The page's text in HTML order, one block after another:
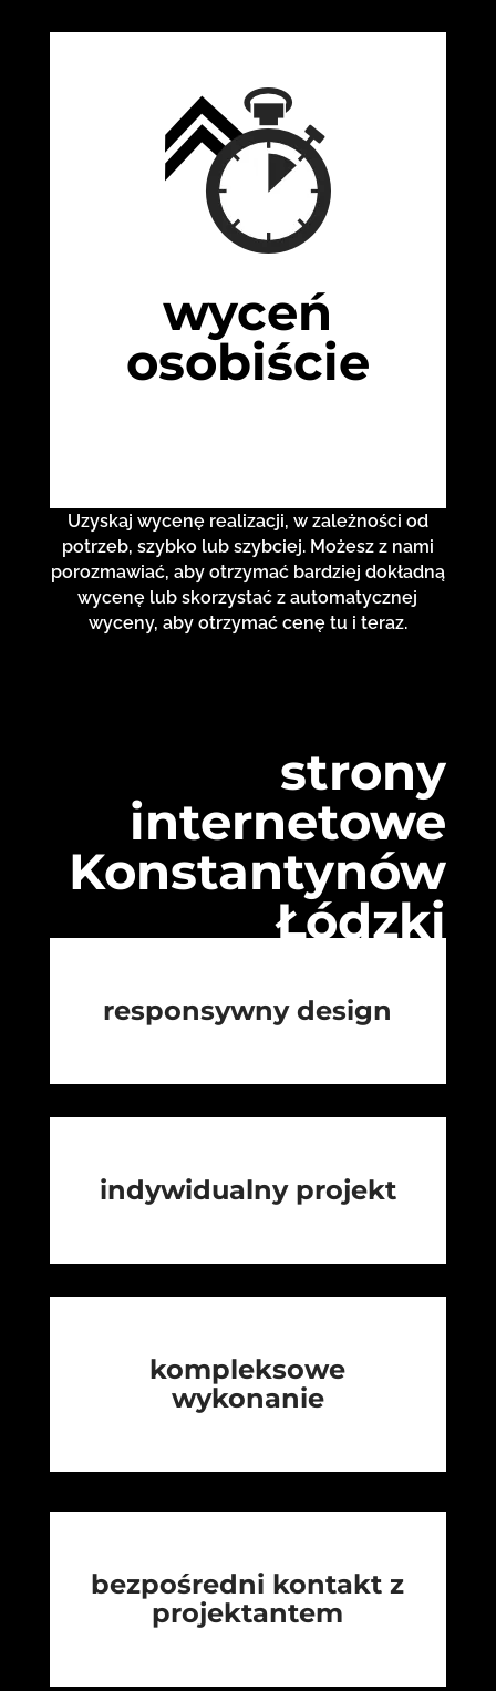
wyceń
osobiście
Uzyskaj wycenę realizacji, w zależności od
potrzeb, szybko lub szybciej. Możesz z nami
porozmawiać, aby otrzymać bardziej dokładną
wycenę lub skorzystać z automatycznej
wyceny, aby otrzymać cenę tu i teraz.
strony
internetowe
Konstantynów
Łódzki
responsywny design
indywidualny projekt
kompleksowe
wykonanie
bezpośredni kontakt z
projektantem